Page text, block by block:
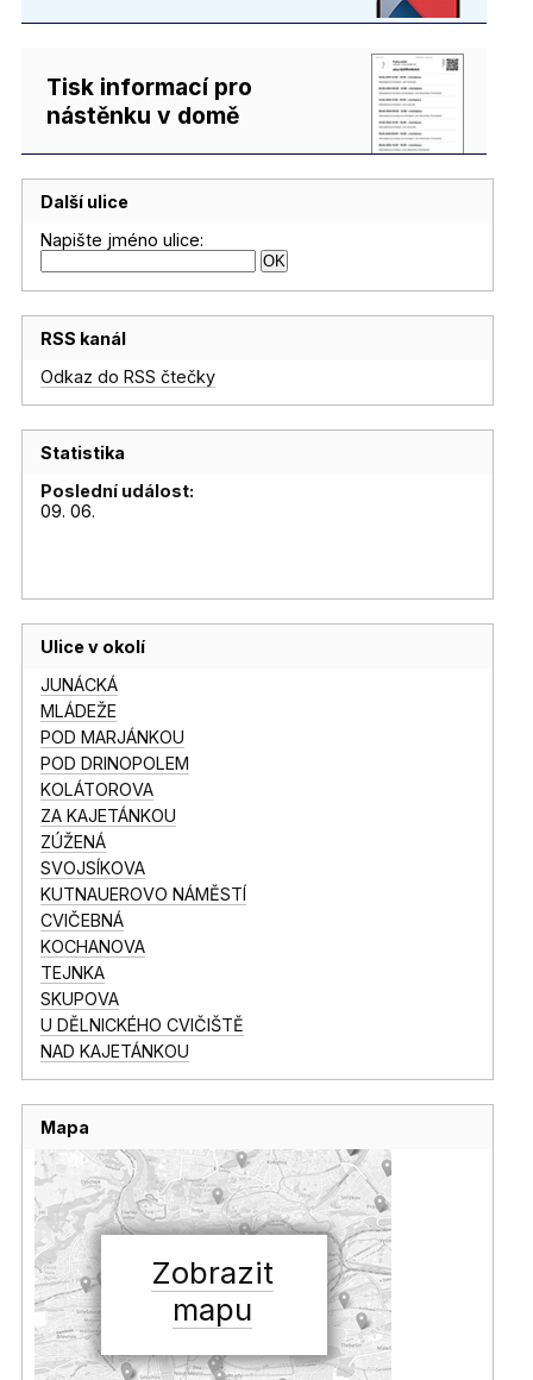
Tisk informací pro
nástěnku v domě
Další ulice
Napište jméno ulice:
RSS kanál
Odkaz do RSS čtečky
Statistika
Poslední událost:
09. 06.
Ulice v okolí
JUNÁCKÁ
MLÁDEŽE
POD MARJÁNKOU
POD DRINOPOLEM
KOLÁTOROVA
ZA KAJETÁNKOU
ZÚŽENÁ
SVOJSÍKOVA
KUTNAUEROVO NÁMĚSTÍ
CVIČEBNÁ
KOCHANOVA
TEJNKA
SKUPOVA
U DĚLNICKÉHO CVIČIŠTĚ
NAD KAJETÁNKOU
Mapa
Zobrazit
mapu